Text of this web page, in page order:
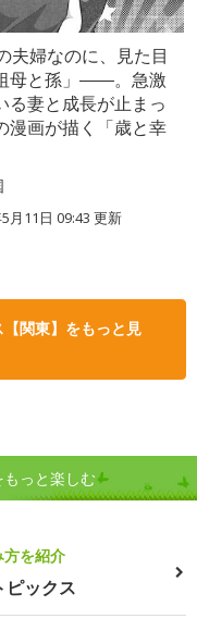
夫婦なのに、見た目
母と孫」――。急激
る妻と成長が止まっ
漫画が描く「歳と幸
月11日 09:43 更新
関東】をもっと見
っと楽しむ
を紹介
ピックス